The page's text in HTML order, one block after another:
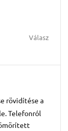
Válasz
rövidítése a
Telefonról